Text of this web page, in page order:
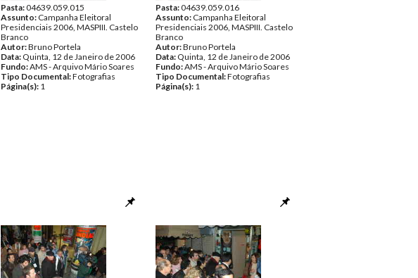
Pasta:04639.059.015
Assunto: Campanha Eleitoral
Presidenciais 2006, MASPIII. Castelo
Branco
Autor:Bruno Portela
Data: Quinta, 12 de Janeiro de 2006
Fundo:AMS - Arquivo Mário Soares
Tipo Documental:Fotografias
Página(s): 1
Pasta:04639.059.016
Assunto: Campanha Eleitoral
Presidenciais 2006, MASPIII. Castelo
Branco
Autor:Bruno Portela
Data: Quinta, 12 de Janeiro de 2006
Fundo:AMS - Arquivo Mário Soares
Tipo Documental:Fotografias
Página(s): 1